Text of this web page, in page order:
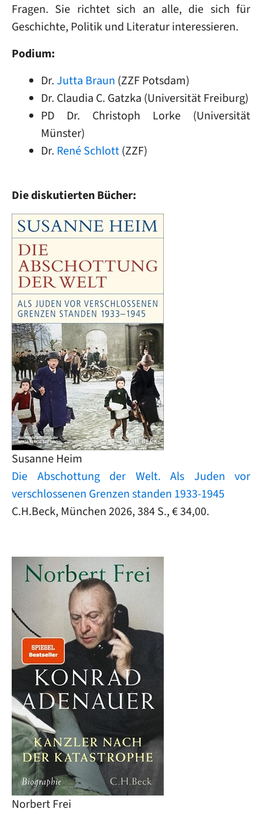
Fragen. Sie richtet sich an alle, die sich für
Geschichte, Politik und Literatur interessieren.
Podium:
Dr.Jutta Braun (ZZF Potsdam)
Dr. Claudia C. Gatzka (Universität Freiburg)
PD Dr. Christoph Lorke (Universität
Münster)
Dr. René Schlott(ZZF)
Die diskutierten Bücher:
Image
Susanne Heim
Die Abschottung der Welt. Als Juden vor
verschlossenen Grenzen standen 1933-1945
C.H.Beck, München 2026, 384 S., € 34,00.
Image
Norbert Frei